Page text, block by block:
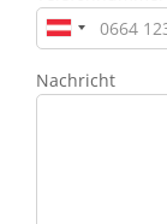
Nachricht